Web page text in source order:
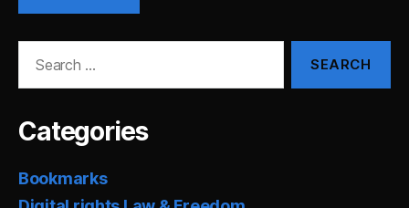
Categories
Bookmarks